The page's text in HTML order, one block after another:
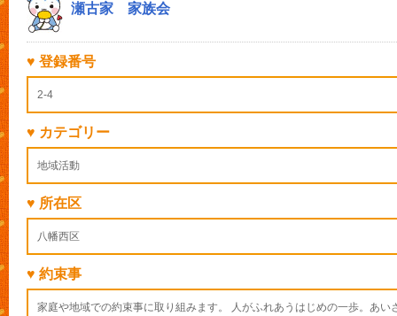
瀬古家 家族会
♥ 登録番号
2-4
♥ カテゴリー
地域活動
♥ 所在区
八幡西区
♥ 約束事
家庭や地域での約束事に取り組みます。 人がふれあうはじめの一歩。あい